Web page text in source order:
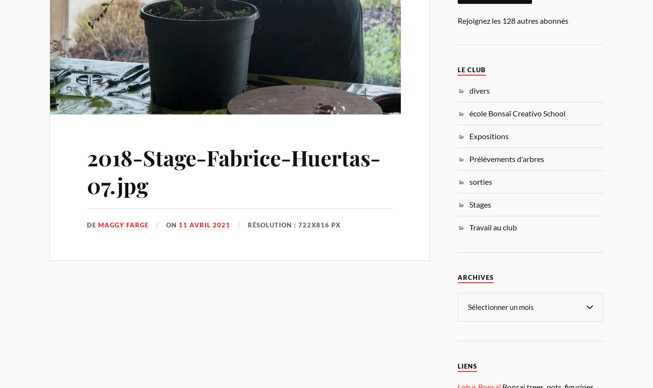
2018-Stage-Fabrice-Huertas-
07.jpg
DEMAGGY FARGE ON 11 AVRIL 2021 RÉSOLUTION : 722X816 PX
Rejoignez les 128 autres abonnés
LE CLUB
divers
école Bonsaï Creativo School
Expositions
Prélèvements d'arbres
sorties
Stages
Travail au club
ARCHIVES
LIENS